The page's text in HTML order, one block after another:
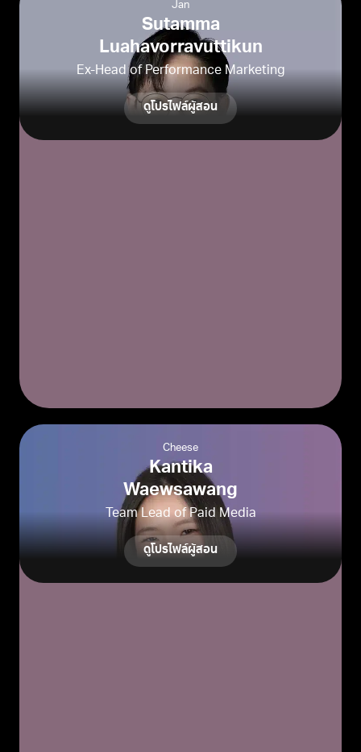
Jan
Sutamma
Luahavorravuttikun
Ex-Head of Performance Marketing
ดูโปรไฟล์ผู้สอน
Cheese
Kantika
Waewsawang
Team Lead of Paid Media
ดูโปรไฟล์ผู้สอน